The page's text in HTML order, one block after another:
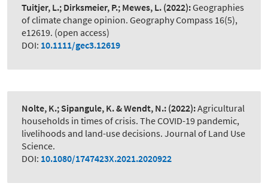
Tuitjer, L.; Dirksmeier, P.; Mewes, L. (2022):Geographies
of climate change opinion. Geography Compass 16(5),
e12619. (open access)
DOI: 10.1111/gec3.12619
Nolte, K.; Sipangule, K. & Wendt, N.: (2022):Agricultural
households in times of crisis. The COVID-19 pandemic,
livelihoods and land-use decisions. Journal of Land Use
Science.
DOI: 10.1080/1747423X.2021.2020922